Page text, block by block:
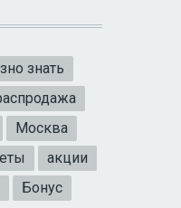
знать
Москва
акции
Бонус